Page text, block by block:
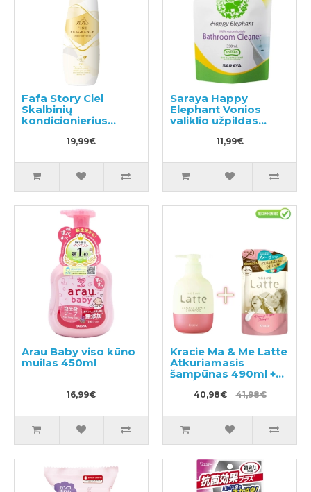
Fafa Story Ciel
Skalbinių
kondicionierius
19,99€
Saraya Happy
Elephant Vonios
valiklio užpildas
11,99€
Arau Baby viso kūno
muilas 450ml
16,99€
Kracie Ma & Me Latte
Atkuriamasis
šampūnas 490ml +
papildymas 360ml
40,98€ 41,98€